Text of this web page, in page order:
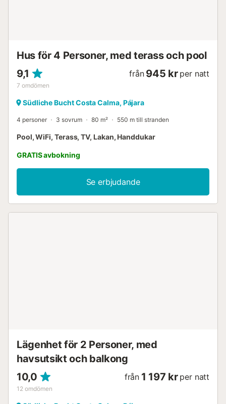
Hus för 4 Personer, med terass och pool
9,1
7 omdömen
från 945 kr per natt
Südliche Bucht Costa Calma, Pájara
4 personer 3 sovrum 80 m² 550 m till stranden
Pool, WiFi, Terass, TV, Lakan, Handdukar
GRATIS avbokning
Se erbjudande
Lägenhet för 2 Personer, med
havsutsikt och balkong
10,0
12 omdömen
från 1 197 kr per natt